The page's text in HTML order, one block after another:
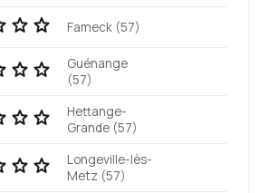
Fameck (57)
Guénange
(57)
Hettange-
Grande (57)
Longeville-lès-
Metz (57)